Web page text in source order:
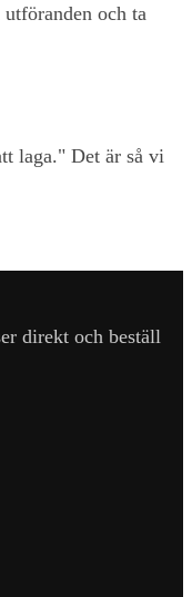
och ta
laga." Det är så vi
direkt och beställ